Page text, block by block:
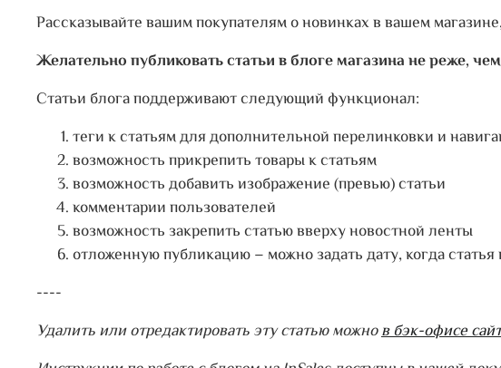
Рассказывайте вашим покупателям о новинках в вашем
Желательно публиковать статьи в блоге магазина не реже,
Статьи блога поддерживают следующий функционал:
теги к статьям для дополнительной перелинковки и
возможность прикрепить товары к статьям
возможность добавить изображение (превью) статьи
комментарии пользователей
возможность закрепить статью вверху новостной ленты
отложенную публикацию – можно задать дату, когда статья
----
Удалить или отредактировать эту статью можнов бэк-офисе